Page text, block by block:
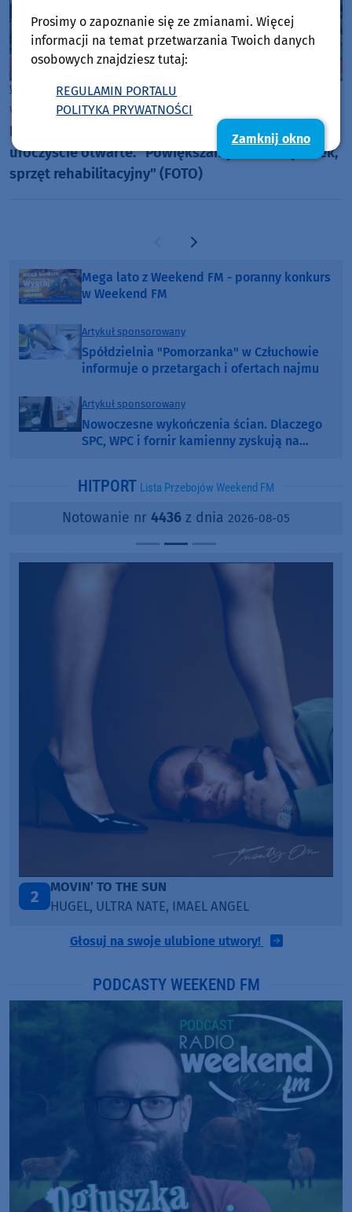
Woj. Pomorskie
wtorek, 21 lipca 2026, 11:37 10
Kaszubskie Centrum Senioralne w Dzierżążnie
uroczyście otwarte. "Powiększamy tam bazę łóżek,
sprzęt rehabilitacyjny" (FOTO)
Poprzednia strona
Następna strona
Mega lato z Weekend FM - poranny konkurs
w Weekend FM
Artykuł sponsorowany
Spółdzielnia "Pomorzanka" w Człuchowie
informuje o przetargach i ofertach najmu
Artykuł sponsorowany
Nowoczesne wykończenia ścian. Dlaczego
SPC, WPC i fornir kamienny zyskują na
HITPORT Lista Przebojów Weekend FM
Notowanie nr 4436 z dnia 2026-08-05
3
TAŃCZ!
BLETKA
Głosuj na swoje ulubione utwory!
PODCASTY WEEKEND FM
Prosimy o zapoznanie się ze zmianami. Więcej
informacji na temat przetwarzania Twoich danych
osobowych znajdziesz tutaj:
REGULAMIN PORTALU
POLITYKA PRYWATNOŚCI
Zamknij okno